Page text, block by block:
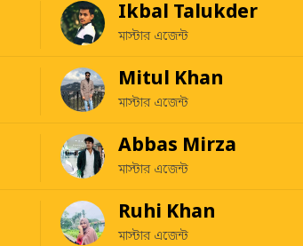
Ikbal Talukder
মাস্টার এজেন্ট
Mitul Khan
মাস্টার এজেন্ট
Abbas Mirza
মাস্টার এজেন্ট
Ruhi Khan
মাস্টার এজেন্ট